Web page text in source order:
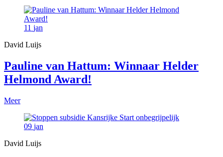
11 jan
David Luijs
Pauline van Hattum: Winnaar Helder
Helmond Award!
Meer
09 jan
David Luijs